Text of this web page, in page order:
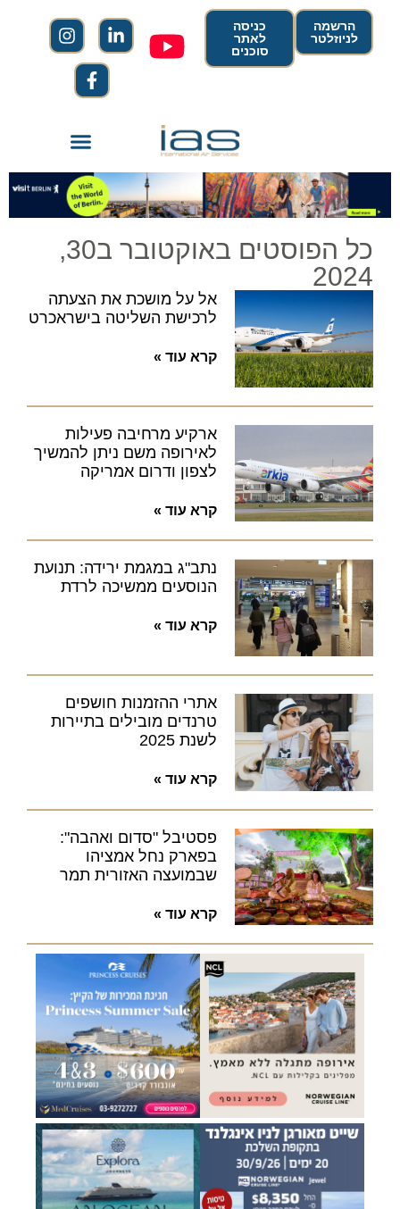
הרשמה
לניוזלטר
כניסה
לאתר
סוכנים
כל הפוסטים באוקטובר ב30,
2024
אל על מושכת את הצעתה
לרכישת השליטה בישראכרט
קרא עוד »
ארקיע מרחיבה פעילות
לאירופה משם ניתן להמשיך
לצפון ודרום אמריקה
קרא עוד »
נתב"ג במגמת ירידה: תנועת
הנוסעים ממשיכה לרדת
קרא עוד »
אתרי ההזמנות חושפים
טרנדים מובילים בתיירות
לשנת 2025
קרא עוד »
פסטיבל "סדום ואהבה":
בפארק נחל אמציהו
שבמועצה האזורית תמר
קרא עוד »